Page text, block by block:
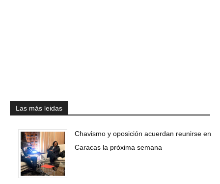
Las más leidas
Chavismo y oposición acuerdan reunirse en
Caracas la próxima semana